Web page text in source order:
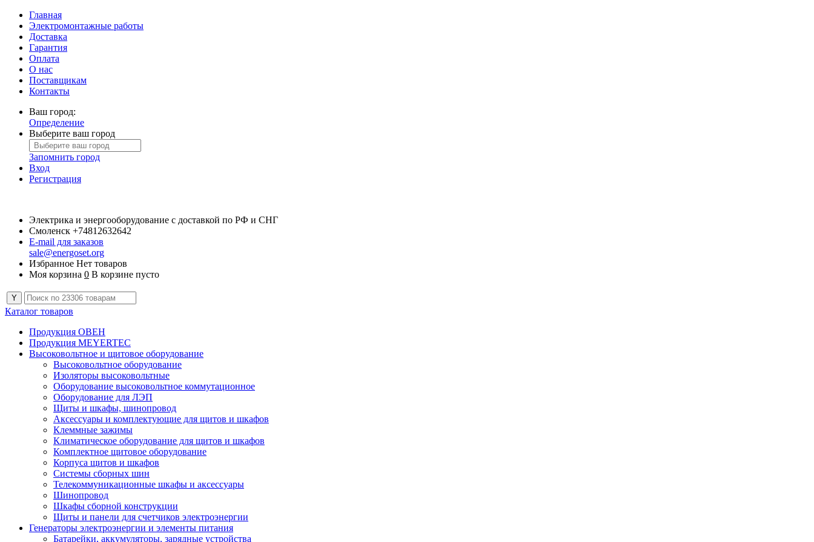
Главная
Электромонтажные работы
Доставка
Гарантия
Оплата
О нас
Поставщикам
Контакты
Ваш город:
Определение
Выберите ваш город
Запомнить город
Вход
Регистрация
Электрика и энергооборудование с доставкой по РФ и СНГ
Смоленск +74812632642
E-mail для заказов
sale@energoset.org
Избранное Нет товаров
Моя корзина 0 В корзине пусто
Каталог товаров
Продукция ОВЕН
Продукция MEYERTEC
Высоковольтное и щитовое оборудование
Высоковольтное оборудование
Изоляторы высоковольтные
Оборудование высоковольтное коммутационное
Оборудование для ЛЭП
Щиты и шкафы, шинопровод
Аксессуары и комплектующие для щитов и шкафов
Клеммные зажимы
Климатическое оборудование для щитов и шкафов
Комплектное щитовое оборудование
Корпуса щитов и шкафов
Системы сборных шин
Телекоммуникационные шкафы и аксессуары
Шинопровод
Шкафы сборной конструкции
Щиты и панели для счетчиков электроэнергии
Генераторы электроэнергии и элементы питания
Батарейки, аккумуляторы, зарядные устройства